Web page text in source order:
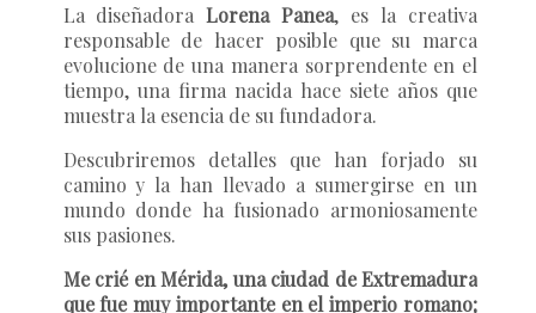
La diseñadoraLorena Panea, es la creativa
responsable de hacer posible que su marca
evolucione de una manera sorprendente en el
tiempo, una firma nacida hace siete años que
muestra la esencia de su fundadora.
Descubriremos detalles que han forjado su
camino y la han llevado a sumergirse en un
mundo donde ha fusionado armoniosamente
sus pasiones.
Me crié en Mérida, una ciudad de Extremadura
que fue muy importante en el imperio romano;